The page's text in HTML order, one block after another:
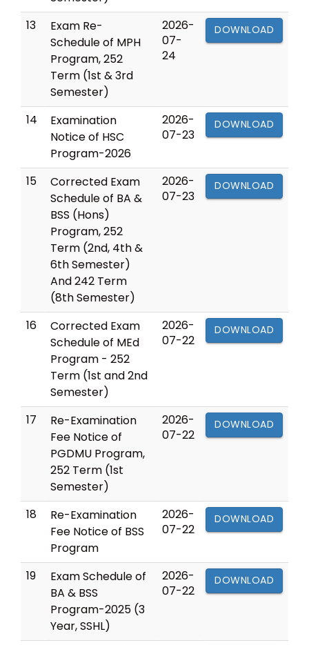
13
Exam Re-
Schedule of MPH
Program, 252
Term (1st & 3rd
Semester)
2026-
07-
24
DOWNLOAD
14
Examination
Notice of HSC
Program-2026
2026-
07-23
DOWNLOAD
15
Corrected Exam
Schedule of BA &
BSS (Hons)
Program, 252
Term (2nd, 4th &
6th Semester)
And 242 Term
(8th Semester)
2026-
07-23
DOWNLOAD
16
Corrected Exam
Schedule of MEd
Program - 252
Term (1st and 2nd
Semester)
2026-
07-22
DOWNLOAD
17
Re-Examination
Fee Notice of
PGDMU Program,
252 Term (1st
Semester)
2026-
07-22
DOWNLOAD
18
Re-Examination
Fee Notice of BSS
Program
2026-
07-22
DOWNLOAD
19
Exam Schedule of
BA & BSS
Program-2025 (3
Year, SSHL)
2026-
07-22
DOWNLOAD